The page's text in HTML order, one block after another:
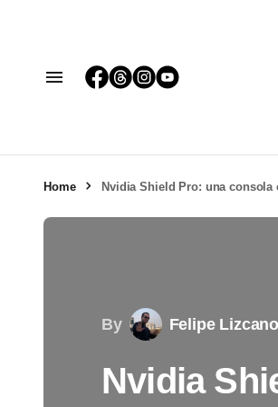
Home Nvidia Shield Pro: una
By Felipe
Nvidia